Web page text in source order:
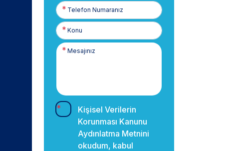
Telefon
Numaranız
Kişisel Verilerin
Korunması Kanunu
Aydınlatma Metnini
okudum, kabul